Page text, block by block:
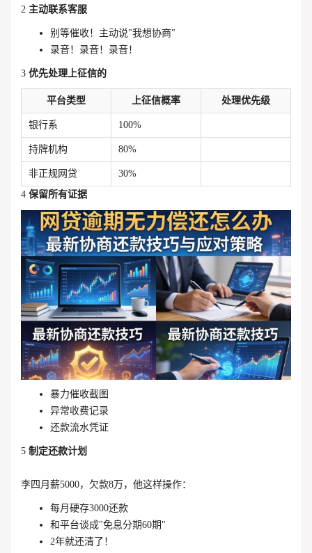
2 主动联系客服
别等催收！主动说"我想协商"
录音！录音！录音！
3 优先处理上征信的
平台类型 上征信概率 处理优先级
银行系 100%
持牌机构 80%
非正规网贷
30%
4 保留所有证据
暴力催收截图
异常收费记录
还款流水凭证
5 制定还款计划
李四月薪5000，欠款8万，他这样操作：
每月硬存3000还款
和平台谈成"免息分期60期"
2年就还清了！